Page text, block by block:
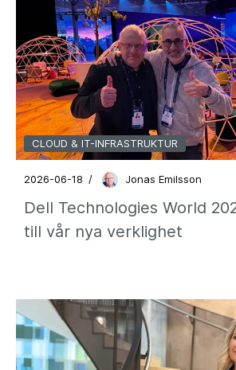
CLOUD & IT-INFRASTRUKTUR
2026-06-18 / Jonas Emilsson
Dell Technologies World
till vår nya verklighet